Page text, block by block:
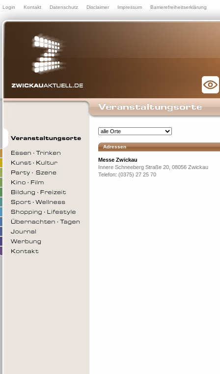
Login Kontakt Datenschutz Disclaimer Impressum Barrierefreiheitserklärung
Adressen
Messe Zwickau
Innere Schneeberg Straße 20, 08056 Zwickau
Telefon: (0375) 27 25 70